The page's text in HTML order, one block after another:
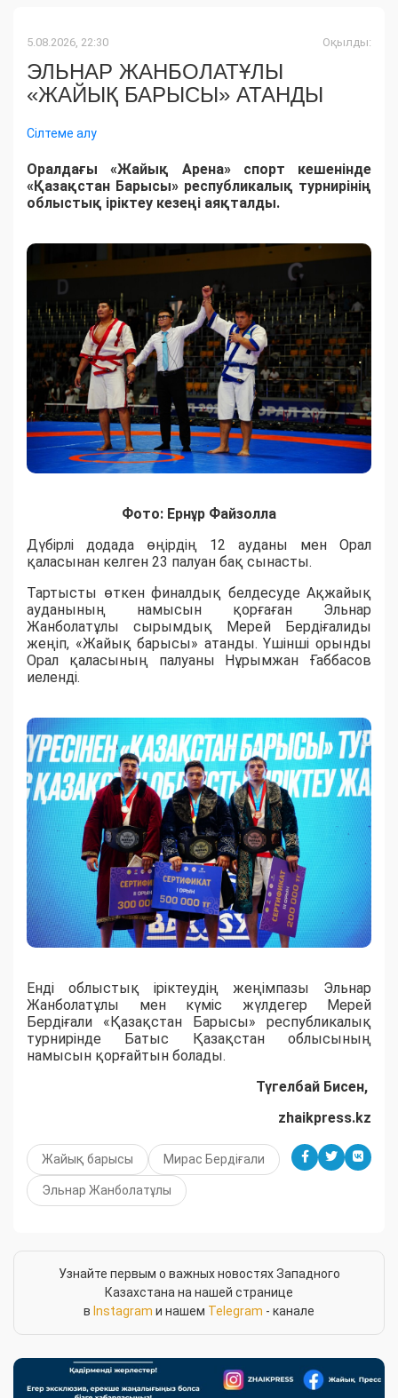
5.08.2026, 22:30 Оқылды:
ЭЛЬНАР ЖАНБОЛАТҰЛЫ
«ЖАЙЫҚ БАРЫСЫ» АТАНДЫ
Сілтеме алу
Оралдағы «Жайық Арена» спорт кешенінде
«Қазақстан Барысы» республикалық турнирінің
облыстық іріктеу кезеңі аяқталды.
Фото: Ернұр Файзолла
Дүбірлі додада өңірдің 12 ауданы мен Орал
қаласынан келген 23 палуан бақ сынасты.
​Тартысты өткен финалдық белдесуде Ақжайық
ауданының намысын қорғаған Эльнар
Жанболатұлы сырымдық Мерей Бердіғалиды
жеңіп, «Жайық барысы» атанды. Үшінші орынды
Орал қаласының палуаны Нұрымжан Ғаббасов
иеленді.
Енді облыстық іріктеудің жеңімпазы Эльнар
Жанболатұлы мен күміс жүлдегер Мерей
Бердіғали «Қазақстан Барысы» республикалық
турнирінде Батыс Қазақстан облысының
намысын қорғайтын болады.
Түгелбай Бисен,
zhaikpress.kz
Жайық барысы Мирас Бердіғали
Эльнар Жанболатұлы
Узнайте первым о важных новостях Западного
Казахстана на нашей странице
в Instagram и нашем Telegram - канале